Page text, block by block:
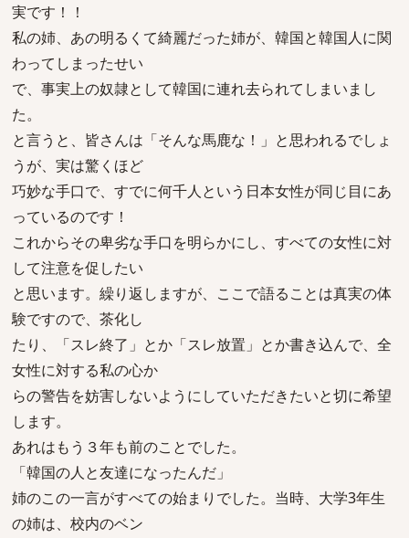
実です！！
私の姉、あの明るくて綺麗だった姉が、韓国と韓国人に関
わってしまったせい
で、事実上の奴隷として韓国に連れ去られてしまいまし
た。
と言うと、皆さんは「そんな馬鹿な！」と思われるでしょ
うが、実は驚くほど
巧妙な手口で、すでに何千人という日本女性が同じ目にあ
っているのです！
これからその卑劣な手口を明らかにし、すべての女性に対
して注意を促したい
と思います。繰り返しますが、ここで語ることは真実の体
験ですので、茶化し
たり、「スレ終了」とか「スレ放置」とか書き込んで、全
女性に対する私の心か
らの警告を妨害しないようにしていただきたいと切に希望
します。
あれはもう３年も前のことでした。
「韓国の人と友達になったんだ」
姉のこの一言がすべての始まりでした。当時、大学3年生
の姉は、校内のベン